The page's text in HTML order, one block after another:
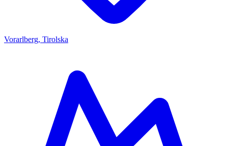
Vorarlberg, Tirolska